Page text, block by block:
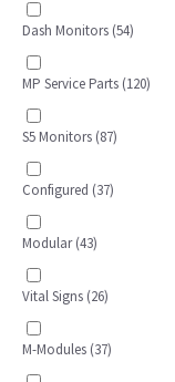
Dash Monitors (54)
MP Service Parts (120)
S5 Monitors (87)
Configured (37)
Modular (43)
Vital Signs (26)
M-Modules (37)